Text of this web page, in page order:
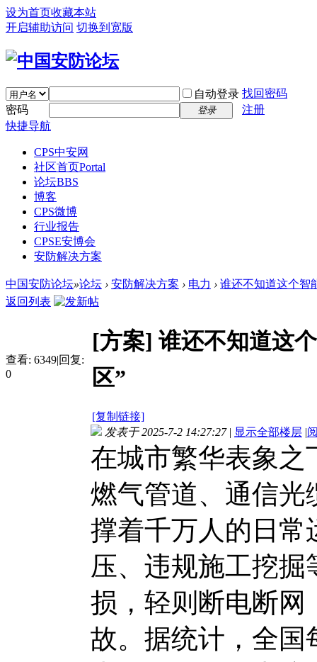
设为首页收藏本站
开启辅助访问 切换到宽版
自动登录 找回密码
密码
登录
注册
快捷导航
CPS中安网
社区首页Portal
论坛BBS
博客
CPS微博
行业报告
CPSE安博会
安防解决方案
中国安防论坛»论坛 › 安防解决方案 › 电力 › 谁还不知道这个智
返回列表
查看: 6349|回复:
0
[方案] 谁还不知道这
区”
[复制链接]
发表于 2025-7-2 14:27:27 | 显示全部楼层 |
在城市繁华表象之
燃气管道、通信光
撑着千万人的日常
压、违规施工挖
损，轻则断电断网
故。据统计，全国